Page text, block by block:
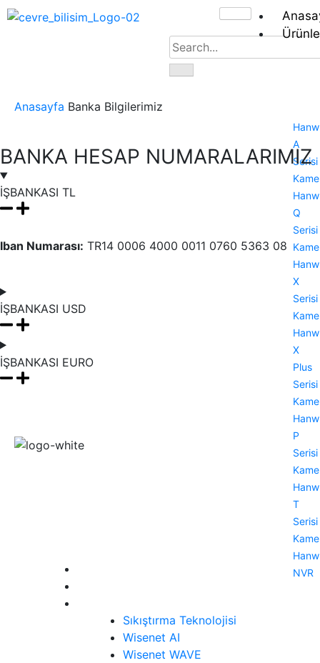
A
Serisi
Q
Serisi
X
Serisi
X
Plus
Serisi
P
Serisi
T
Serisi
NVR
Anasayfa Banka Bilgilerimiz
BANKA HESAP NUMARALARIMIZ
İŞBANKASI TL
Iban Numarası: TR14 0006 4000 0011 0760 5363 08
İŞBANKASI USD
İŞBANKASI EURO
Wisenet (Hanwha Vision) çözümlerini Türkiye’de kurumlarla
Sıkıştırma Teknolojisi
Wisenet AI
Wisenet WAVE